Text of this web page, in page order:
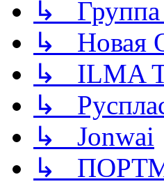
↳
↳ Новая
↳ ILMA
↳
↳ Jonwai
↳